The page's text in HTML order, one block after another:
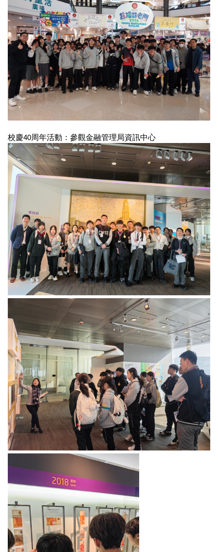
校慶40周年活動：參觀金融管理局資訊中心